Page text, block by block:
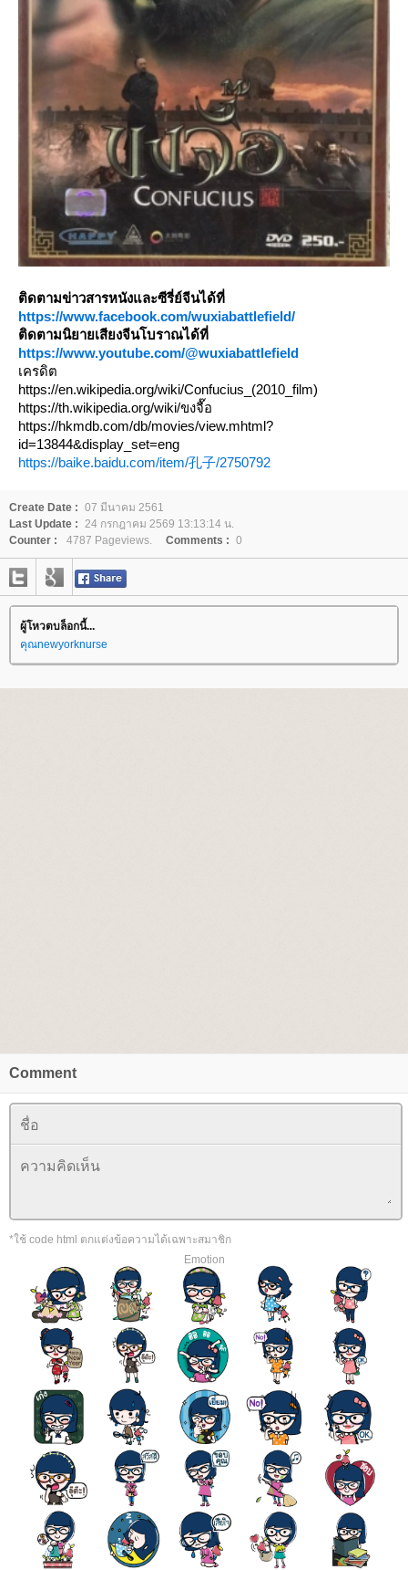
ติดตามข่าวสารหนังและซีรี่ย์จีนได้ที่
https://www.facebook.com/wuxiabattlefield/
ติดตามนิยายเสียงจีนโบราณได้ที่
https://www.youtube.com/@wuxiabattlefield
เครดิต
https://en.wikipedia.org/wiki/Confucius_(2010_film)
https://th.wikipedia.org/wiki/ขงจื๊อ
https://hkmdb.com/db/movies/view.mhtml?
id=13844&display_set=eng
https://baike.baidu.com/item/孔子/2750792
Create Date : 07 มีนาคม 2561
Last Update : 24 กรกฎาคม 2569 13:13:14 น.
Counter :
4787 Pageviews. Comments : 0
ผู้โหวตบล็อกนี้...
คุณnewyorknurse
Comment
*ใช้ code html ตกแต่งข้อความได้เฉพาะสมาชิก
Emotion